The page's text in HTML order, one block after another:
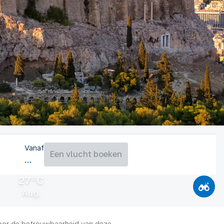
27°C
Aug.
Vanaf
Een vlucht boeken